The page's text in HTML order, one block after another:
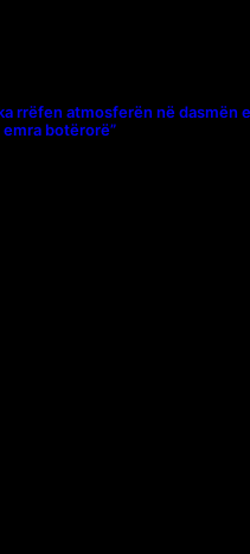
rrëfen atmosferën në dasmën
botërorë”